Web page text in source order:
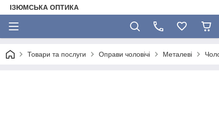
ІЗЮМСЬКА ОПТИКА
Товари та послуги Оправи чоловічі Металеві